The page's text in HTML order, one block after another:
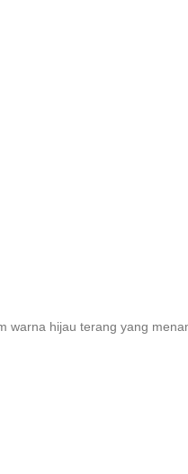
warna hijau terang yang